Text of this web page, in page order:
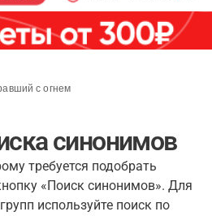
с огнем
синонимов
требуется подобрать
«Поиск синонимов». Для
используйте поиск по